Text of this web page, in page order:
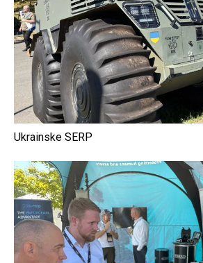
Ukrainske SERP